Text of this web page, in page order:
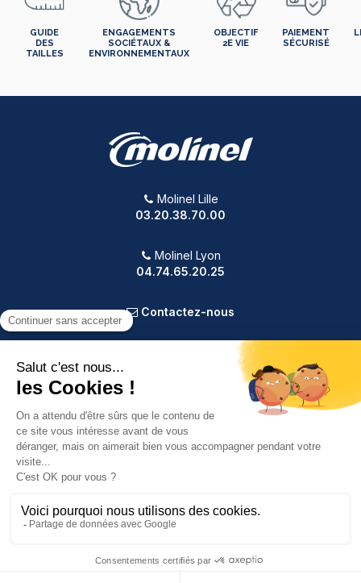
GUIDE
DES
TAILLES
ENGAGEMENTS
SOCIÉTAUX &
ENVIRONNEMENTAUX
OBJECTIF
2E VIE
PAIEMENT
SÉCURISÉ
Molinel Lille
03.20.38.70.00
Molinel Lyon
04.74.65.20.25
Contactez-nous
PRODUITS
VOTRE COMPTE
INFORMATIONS